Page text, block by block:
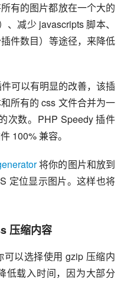
有的图片都放在一个大的
减少 javascripts 脚本、
件数目）等途径，来降低
可以有明显的改善，该插
所有的 css 文件合并为一
次数。PHP Speedy 插件
100% 兼容。
将你的图片和放到
定位显示图片。这样也将
压缩内容
以选择使用 gzip 压缩内
低载入时间，因为大部分